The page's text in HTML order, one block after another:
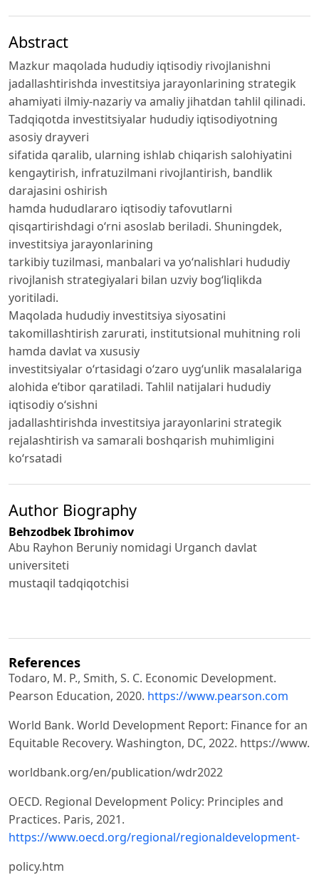
Abstract
Mazkur maqolada hududiy iqtisodiy rivojlanishni
jadallashtirishda investitsiya jarayonlarining strategik
ahamiyati ilmiy-nazariy va amaliy jihatdan tahlil qilinadi.
Tadqiqotda investitsiyalar hududiy iqtisodiyotning
asosiy drayveri
sifatida qaralib, ularning ishlab chiqarish salohiyatini
kengaytirish, infratuzilmani rivojlantirish, bandlik
darajasini oshirish
hamda hududlararo iqtisodiy tafovutlarni
qisqartirishdagi o‘rni asoslab beriladi. Shuningdek,
investitsiya jarayonlarining
tarkibiy tuzilmasi, manbalari va yo‘nalishlari hududiy
rivojlanish strategiyalari bilan uzviy bog‘liqlikda
yoritiladi.
Maqolada hududiy investitsiya siyosatini
takomillashtirish zarurati, institutsional muhitning roli
hamda davlat va xususiy
investitsiyalar o‘rtasidagi o‘zaro uyg‘unlik masalalariga
alohida e’tibor qaratiladi. Tahlil natijalari hududiy
iqtisodiy o‘sishni
jadallashtirishda investitsiya jarayonlarini strategik
rejalashtirish va samarali boshqarish muhimligini
ko‘rsatadi
Author Biography
Behzodbek Ibrohimov
Abu Rayhon Beruniy nomidagi Urganch davlat
universiteti
mustaqil tadqiqotchisi
References
Todaro, M. P., Smith, S. C. Economic Development.
Pearson Education, 2020. https://www.pearson.com
World Bank. World Development Report: Finance for an
Equitable Recovery. Washington, DC, 2022. https://www.
worldbank.org/en/publication/wdr2022
OECD. Regional Development Policy: Principles and
Practices. Paris, 2021.
https://www.oecd.org/regional/regionaldevelopment-
policy.htm